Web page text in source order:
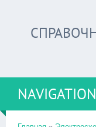
NAVIGATION